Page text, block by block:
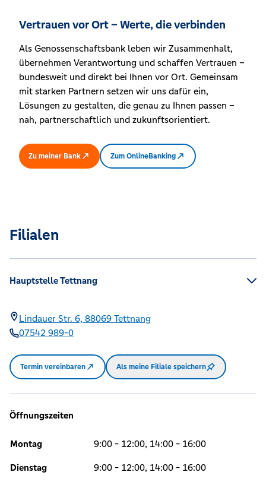
Vertrauen vor Ort – Werte, die verbinden
Als Genossenschaftsbank leben wir Zusammenhalt,
übernehmen Verantwortung und schaffen Vertrauen –
bundesweit und direkt bei Ihnen vor Ort. Gemeinsam
mit starken Partnern setzen wir uns dafür ein,
Lösungen zu gestalten, die genau zu Ihnen passen –
nah, partnerschaftlich und zukunftsorientiert.
Zu meiner Bank Zum OnlineBanking
Filialen
Hauptstelle Tettnang
Lindauer Str. 6, 88069 Tettnang
07542 989-0
Termin vereinbaren Als meine Filiale speichern
Öffnungszeiten
Montag 9:00 - 12:00, 14:00 - 16:00
Dienstag 9:00 - 12:00, 14:00 - 16:00